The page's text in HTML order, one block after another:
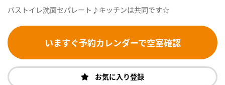
バストイレ洗面セパレート♪キッチンは共同です☆
いますぐ予約カレンダーで空室確認
お気に入り登録